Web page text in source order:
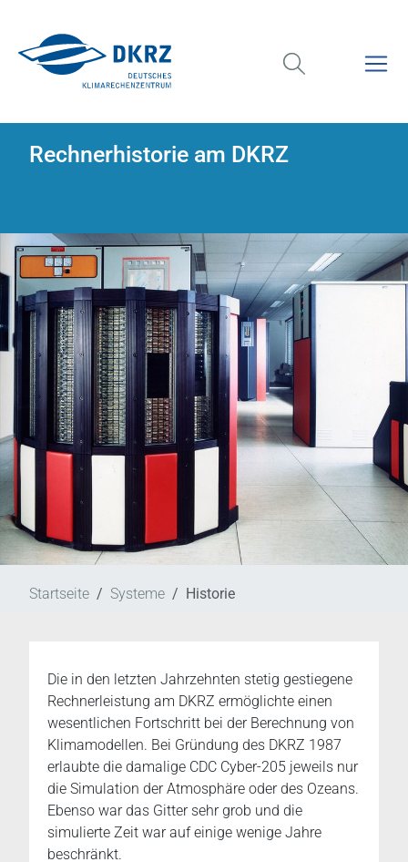
Rechnerhistorie am DKRZ
Startseite Systeme Historie
Die in den letzten Jahrzehnten stetig gestiegene
Rechnerleistung am DKRZ ermöglichte einen
wesentlichen Fortschritt bei der Berechnung von
Klimamodellen. Bei Gründung des DKRZ 1987
erlaubte die damalige CDC Cyber-205 jeweils nur
die Simulation der Atmosphäre oder des Ozeans.
Ebenso war das Gitter sehr grob und die
simulierte Zeit war auf einige wenige Jahre
beschränkt.